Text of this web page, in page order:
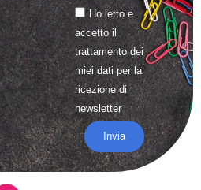
Ho letto e
accetto il
trattamentodei
miei dati per la
ricezione di
newsletter
Invia